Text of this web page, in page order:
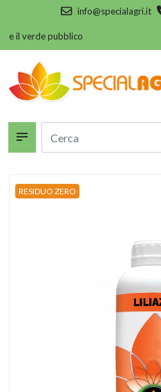
info@specialagri.it
il verde pubblico
RESIDUO ZERO